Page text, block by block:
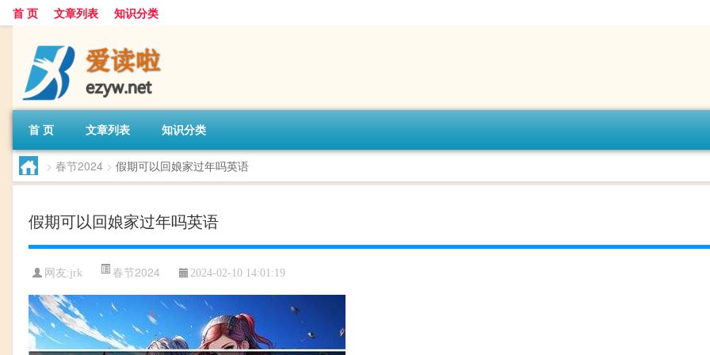
首 页 文章列表 知识分类
首 页 文章列表 知识分类
> 春节2024 > 假期可以回娘家过年吗英语
假期可以回娘家过年吗英语
网友:jrk 春节2024 2024-02-10 14:01:19